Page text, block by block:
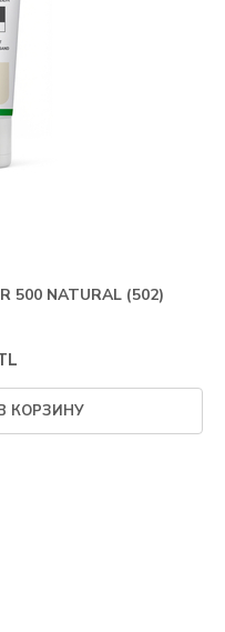
500 NATURAL (502)
КОРЗИНУ